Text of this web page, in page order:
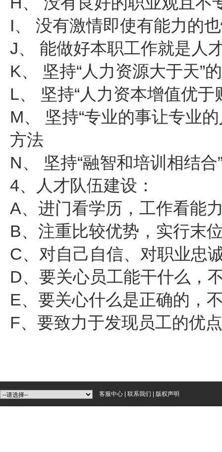
I、 没有激情即使有能力的
J、 能做好本职工作就是人
K、 坚持“人力资源大于天”
L、 坚持“人力资本增值优
M、 坚持“专业的事让专业
方法
N、 坚持“融智和培训相结合
4、人才队伍建设：
A、进门看学历，工作看能
B、注重比较优势，实行末
C、对自己自信、对职业忠
D、要关心员工能干什么，
E、要关心什么是正确的，
F、要致力于发现员工的优
客服中心 联系我们 版权声明